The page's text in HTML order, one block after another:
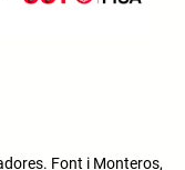
Font i Monteros,